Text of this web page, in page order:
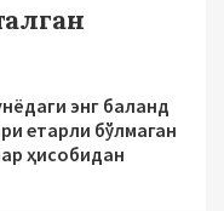
энг баланд
етарли бўлмаган
ҳисобидан